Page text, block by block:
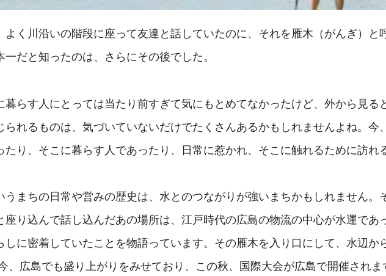
よく川沿いの階段に座って友達と話していたのに、それを雁木（がんぎ）と
だと知ったのは、さらにその後でした。
暮らす人にとっては当たり前すぎて気にもとめてなかったけど、外から見る
られるものは、気づいていないだけでたくさんあるかもしれませんよね。今
り、そこに暮らす人であったり、日常に惹かれ、そこに触れるために訪れ
うまちの日常や営みの歴史は、水とのつながりが強いまちかもしれません。
座り込んで話し込んだあの場所は、江戸時代の広島の物流の中心が水運であ
に密着していたことを物語っています。その雁木を入り口にして、水辺か
広島でも盛り上がりをみせており、この秋、国際大会が広島で開催されま